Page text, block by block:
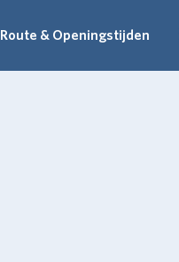
Route & Openingstijden